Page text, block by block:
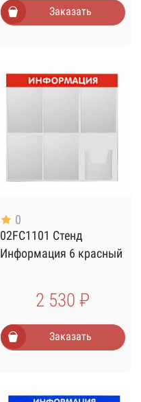
Заказать
0
02FC1101 Стенд
Информация 6 красный
2 530 ₽
Заказать